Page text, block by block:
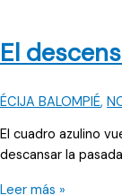
el
Manolo
Mesa
El
ÉCIJA BALOMPIÉ,
El cuadro azulino
descansar la
El
Leer más »